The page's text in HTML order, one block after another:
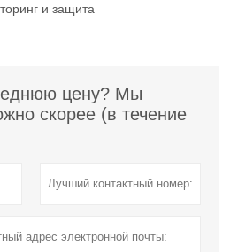
и защита
цену? Мы
скорее (в течение